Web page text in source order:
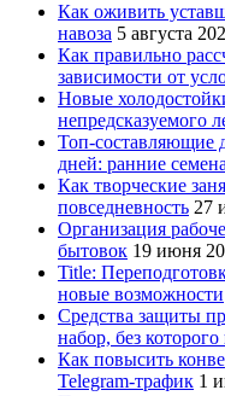
Как оживить
навоза 5 августа
Как правильно
зависимости от
Новые
непредсказуемого
Топ-составляющие
дней: ранние семена
Как творческие
повседневность 27
Организация
бытовок 19 июня
Title:
новые возможности
Средства защиты
набор, без
Как повысить
Telegram-трафик 1